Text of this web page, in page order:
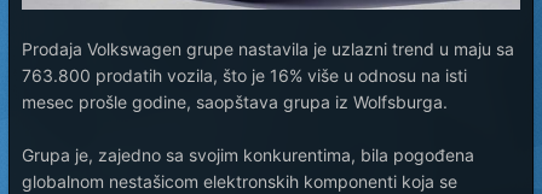
Prodaja Volkswagen grupe nastavila je uzlazni trend u maju sa
763.800 prodatih vozila, što je 16% više u odnosu na isti
mesec prošle godine, saopštava grupa iz Wolfsburga.
Grupa je, zajedno sa svojim konkurentima, bila pogođena
globalnom nestašicom elektronskih komponenti koja se